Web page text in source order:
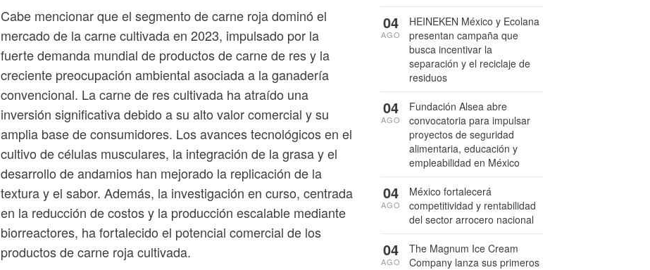
Cabe mencionar que el segmento de carne roja dominó el
mercado de la carne cultivada en 2023, impulsado por la
fuerte demanda mundial de productos de carne de res y la
creciente preocupación ambiental asociada a la ganadería
convencional. La carne de res cultivada ha atraído una
inversión significativa debido a su alto valor comercial y su
amplia base de consumidores. Los avances tecnológicos en el
cultivo de células musculares, la integración de la grasa y el
desarrollo de andamios han mejorado la replicación de la
textura y el sabor. Además, la investigación en curso, centrada
en la reducción de costos y la producción escalable mediante
biorreactores, ha fortalecido el potencial comercial de los
productos de carne roja cultivada.
HEINEKEN México y Ecolana
presentan campaña que
busca incentivar la
separación y el reciclaje de
residuos
04
AGO
Fundación Alsea abre
convocatoria para impulsar
proyectos de seguridad
alimentaria, educación y
empleabilidad en México
04
AGO
México fortalecerá
competitividad y rentabilidad
del sector arrocero nacional
04
AGO
The Magnum Ice Cream
Company lanza sus primeros
04
AGO